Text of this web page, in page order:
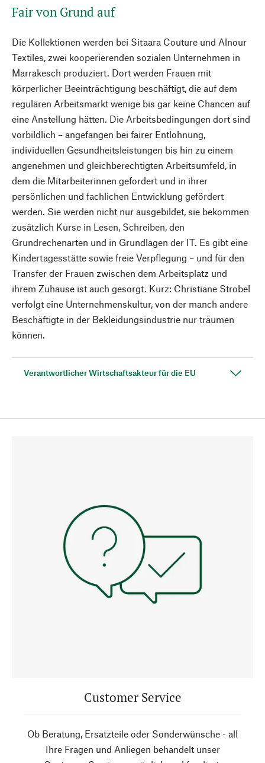
Fair von Grund auf
Die Kollektionen werden bei Sitaara Couture und Alnour
Textiles, zwei kooperierenden sozialen Unternehmen in
Marrakesch produziert. Dort werden Frauen mit
körperlicher Beeinträchtigung beschäftigt, die auf dem
regulären Arbeitsmarkt wenige bis gar keine Chancen auf
eine Anstellung hätten. Die Arbeitsbedingungen dort sind
vorbildlich – angefangen bei ­fairer Entlohnung,
individuellen Gesundheitsleistungen bis hin zu einem
angenehmen und gleichberechtigten Arbeitsumfeld, in
dem die Mitarbeiterinnen gefordert und in ihrer
persönlichen und fachlichen Entwicklung gefördert
werden. Sie werden nicht nur ausgebildet, sie bekommen
zusätzlich Kurse in Lesen, Schreiben, den
Grundrechenarten und in Grundlagen der IT. Es gibt eine
Kindertagesstätte sowie freie Verpflegung – und für den
Transfer der Frauen zwischen dem Arbeitsplatz und
ihrem Zuhause ist auch gesorgt. Kurz: Christiane Strobel
verfolgt eine Unternehmenskultur, von der manch andere
Beschäftigte in der Bekleidungsindustrie nur träumen
können.
Verantwortlicher Wirtschaftsakteur für die EU
Customer Service
Ob Beratung, Ersatzteile oder Sonderwünsche - all
Ihre Fragen und Anliegen behandelt unser